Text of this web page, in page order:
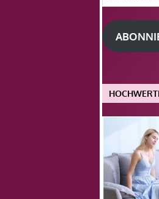
Mail-
Adresse